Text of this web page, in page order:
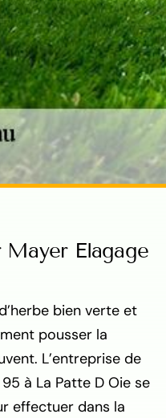
Elagage
bien verte et
pousser la
L’entreprise de
à La Patte D Oie se
effectuer dans la